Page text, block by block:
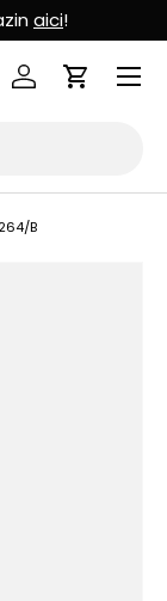
aici!
Logheaza-te
Cos de
B